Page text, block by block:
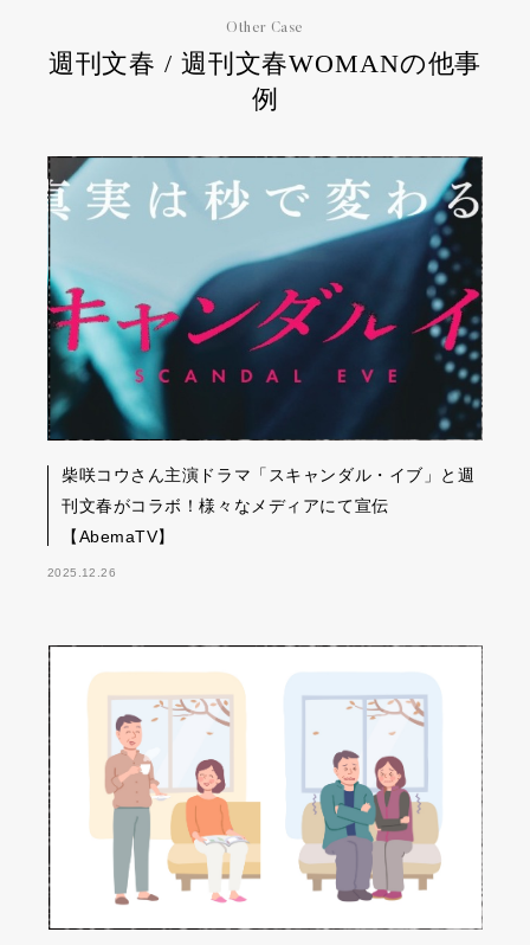
Other Case
週刊文春 / 週刊文春WOMANの他事
例
柴咲コウさん主演ドラマ「スキャンダル・イブ」と週
刊文春がコラボ！様々なメディアにて宣伝
【AbemaTV】
2025.12.26